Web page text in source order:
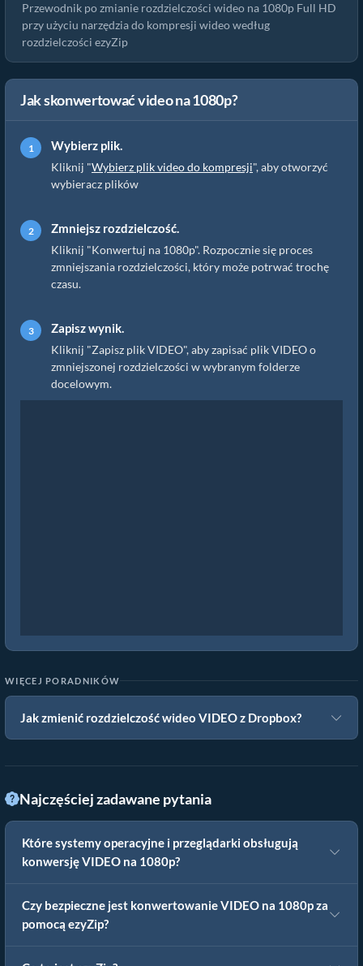
Przewodnik po zmianie rozdzielczości wideo na 1080p Full HD
przy użyciu narzędzia do kompresji wideo według
rozdzielczości ezyZip
Jak skonwertować video na 1080p?
Wybierz plik.
Kliknij "Wybierz plik video do kompresji", aby otworzyć
wybieracz plików
Zmniejsz rozdzielczość.
Kliknij "Konwertuj na 1080p". Rozpocznie się proces
zmniejszania rozdzielczości, który może potrwać trochę
czasu.
Zapisz wynik.
Kliknij "Zapisz plik VIDEO", aby zapisać plik VIDEO o
zmniejszonej rozdzielczości w wybranym folderze
docelowym.
WIĘCEJ PORADNIKÓW
Jak zmienić rozdzielczość wideo VIDEO z Dropbox?
Najczęściej zadawane pytania
Które systemy operacyjne i przeglądarki obsługują
konwersję VIDEO na 1080p?
Czy bezpieczne jest konwertowanie VIDEO na 1080p za
pomocą ezyZip?